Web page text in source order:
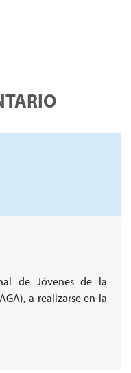
de Jóvenes de la
a realizarse en la